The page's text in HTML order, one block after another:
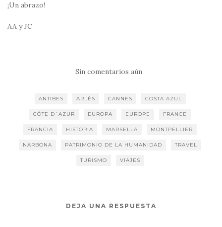
¡Un abrazo!
AA y JC
Sin comentarios aún
ANTIBES ARLÉS CANNES COSTA AZUL
CÔTE D´AZUR EUROPA EUROPE FRANCE
FRANCIA HISTORIA MARSELLA MONTPELLIER
NARBONA PATRIMONIO DE LA HUMANIDAD TRAVEL
TURISMO VIAJES
DEJA UNA RESPUESTA